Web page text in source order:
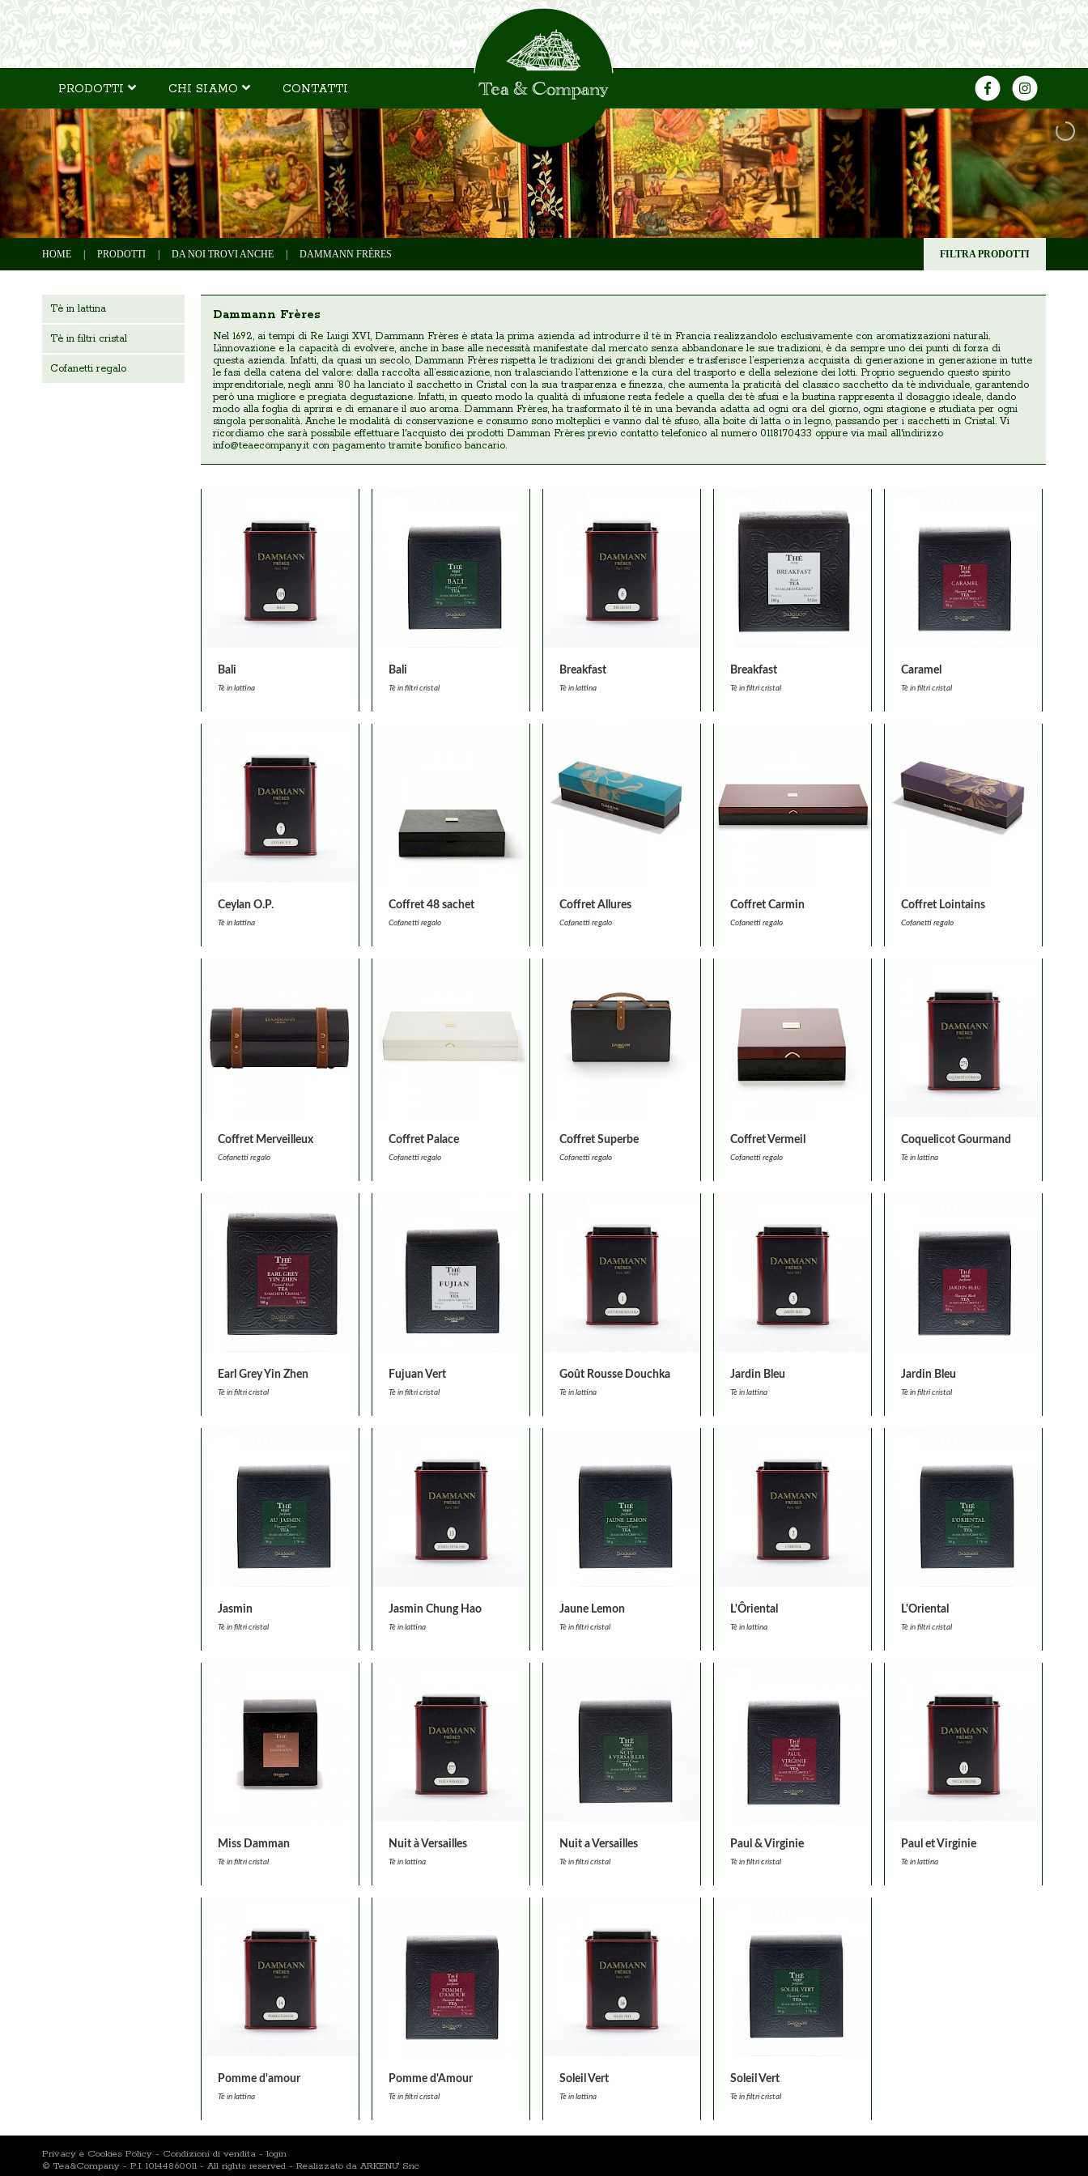
PRODOTTI CHI SIAMO CONTATTI
HOME PRODOTTI DA NOI TROVI ANCHE DAMMANN FRÈRES FILTRA PRODOTTI
Tè in lattina
Tè in filtri cristal
Cofanetti regalo
Dammann Frères
Nel 1692, ai tempi di Re Luigi XVI, Dammann Frères è stata la prima azienda ad introdurre il tè in Francia realizzandolo esclusivamente con aromatizzazioni naturali.
L’innovazione e la capacità di evolvere, anche in base alle necessità manifestate dal mercato senza abbandonare le sue tradizioni, è da sempre uno dei punti di forza di
questa azienda. Infatti, da quasi un secolo, Dammann Frères rispetta le tradizioni dei grandi blender e trasferisce l’esperienza acquisita di generazione in generazione in tutte
le fasi della catena del valore: dalla raccolta all’essicazione, non tralasciando l’attenzione e la cura del trasporto e della selezione dei lotti. Proprio seguendo questo spirito
imprenditoriale, negli anni ‘80 ha lanciato il sacchetto in Cristal con la sua trasparenza e finezza, che aumenta la praticità del classico sacchetto da tè individuale, garantendo
però una migliore e pregiata degustazione. Infatti, in questo modo la qualità di infusione resta fedele a quella dei tè sfusi e la bustina rappresenta il dosaggio ideale, dando
modo alla foglia di aprirsi e di emanare il suo aroma. Dammann Frères, ha trasformato il tè in una bevanda adatta ad ogni ora del giorno, ogni stagione e studiata per ogni
singola personalità. Anche le modalità di conservazione e consumo sono molteplici e vanno dal tè sfuso, alla boite di latta o in legno, passando per i sacchetti in Cristal. Vi
ricordiamo che sarà possibile effettuare l'acquisto dei prodotti Damman Frères previo contatto telefonico al numero 0118170433 oppure via mail all'indirizzo
info@teaecompany.it con pagamento tramite bonifico bancario.
Bali
Tè in lattina
Bali
Tè in filtri cristal
Breakfast
Tè in lattina
Breakfast
Tè in filtri cristal
Caramel
Tè in filtri cristal
Ceylan O.P.
Tè in lattina
Coffret 48 sachet
Cofanetti regalo
Coffret Allures
Cofanetti regalo
Coffret Carmin
Cofanetti regalo
Coffret Lointains
Cofanetti regalo
Coffret Merveilleux
Cofanetti regalo
Coffret Palace
Cofanetti regalo
Coffret Superbe
Cofanetti regalo
Coffret Vermeil
Cofanetti regalo
Coquelicot Gourmand
Tè in lattina
Earl Grey Yin Zhen
Tè in filtri cristal
Fujuan Vert
Tè in filtri cristal
Goût Rousse Douchka
Tè in lattina
Jardin Bleu
Tè in lattina
Jardin Bleu
Tè in filtri cristal
Jasmin
Tè in filtri cristal
Jasmin Chung Hao
Tè in lattina
Jaune Lemon
Tè in filtri cristal
L'Ôriental
Tè in lattina
L'Oriental
Tè in filtri cristal
Miss Damman
Tè in filtri cristal
Nuit à Versailles
Tè in lattina
Nuit a Versailles
Tè in filtri cristal
Paul & Virginie
Tè in filtri cristal
Paul et Virginie
Tè in lattina
Pomme d'amour
Tè in lattina
Pomme d'Amour
Tè in filtri cristal
Soleil Vert
Tè in lattina
Soleil Vert
Tè in filtri cristal
Privacy e Cookies Policy - Condizioni di vendita - login
© Tea&Company - P.I. 10144860011 - All rights reserved - Realizzato da ARKENU' Snc